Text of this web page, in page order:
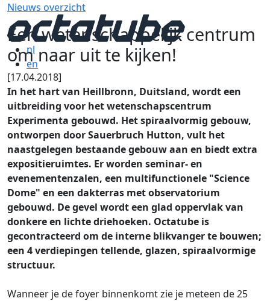
nl
en
Nieuws overzicht
Een wetenschappelijk centrum
om naar uit te kijken!
[17.04.2018]
In het hart van Heillbronn, Duitsland, wordt een
uitbreiding voor het wetenschapscentrum
Experimenta gebouwd. Het spiraalvormig gebouw,
ontworpen door Sauerbruch Hutton, vult het
naastgelegen bestaande gebouw aan en biedt extra
expositieruimtes. Er worden seminar- en
evenementenzalen, een multifunctionele "Science
Dome" en een dakterras met observatorium
gebouwd. De gevel wordt een glad oppervlak van
donkere en lichte driehoeken. Octatube is
gecontracteerd om de interne blikvanger te bouwen;
een 4 verdiepingen tellende, glazen, spiraalvormige
structuur.
Wanneer je de foyer binnenkomt zie je meteen de 25